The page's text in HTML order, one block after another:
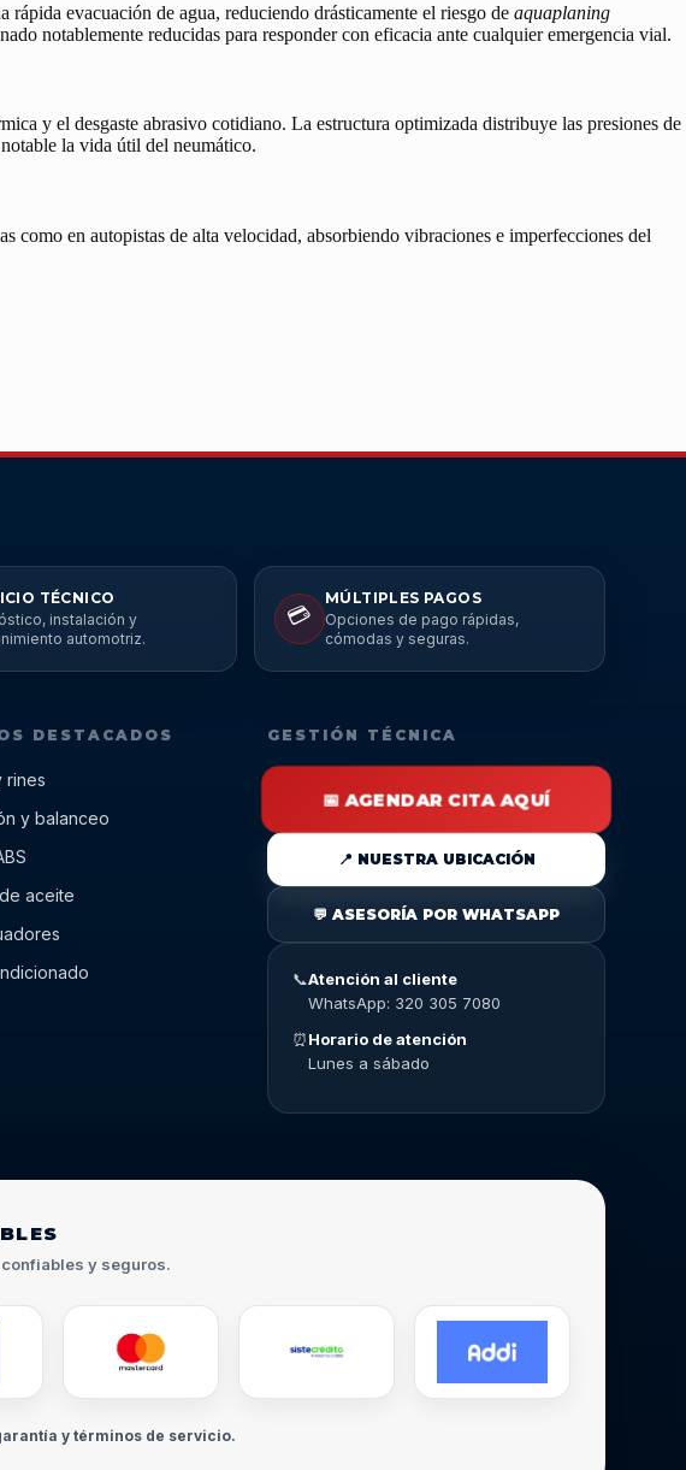
evacuación de agua, reduciendo drásticamente el riesgo de aquaplaning
notablemente reducidas para responder con eficacia ante cualquier emergencia vial.
y el desgaste abrasivo cotidiano. La estructura optimizada distribuye las presiones de
la vida útil del neumático.
como en autopistas de alta velocidad, absorbiendo vibraciones e imperfecciones del
TÉCNICO
instalación y
automotriz.
💳
MÚLTIPLES PAGOS
Opciones de pago rápidas,
cómodas y seguras.
DESTACADOS
rines
y balanceo
aceite
GESTIÓN TÉCNICA
📅 AGENDAR CITA AQUÍ
📍 NUESTRA UBICACIÓN
💬 ASESORÍA POR WHATSAPP
📞Atención al cliente
WhatsApp: 320 305 7080
⏰Horario de atención
Lunes a sábado
y seguros.
y términos de servicio.